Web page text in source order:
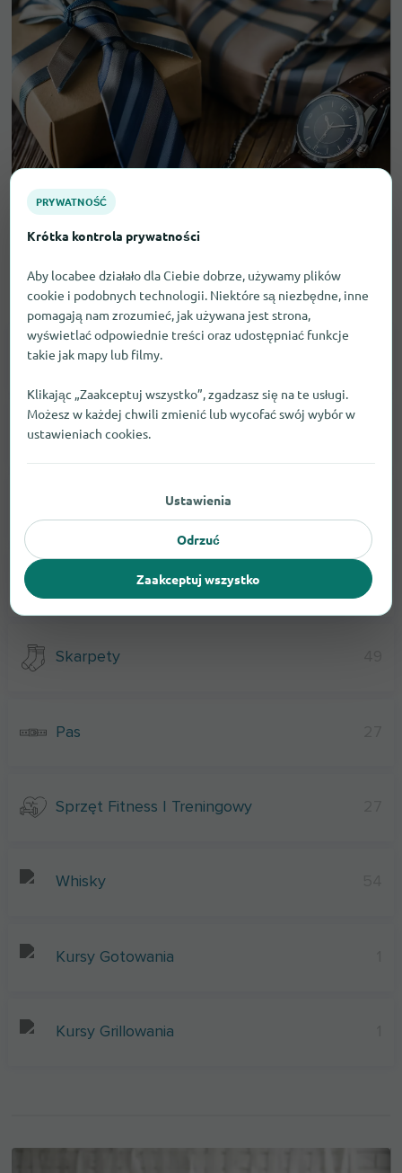
Monachium
Zegarki
Elektronika Użytkowa
Grille I Akcesoria 39
Skarpety
Pas
Sprzęt Fitness I Treningowy
Whisky
Kursy Gotowania
Kursy Grillowania
PRYWATNOŚĆ
Krótka kontrola prywatności
Aby locabee działało dla Ciebie dobrze, używamy plików
cookie i podobnych technologii. Niektóre są niezbędne, inne
pomagają nam zrozumieć, jak używana jest strona,
wyświetlać odpowiednie treści oraz udostępniać funkcje
takie jak mapy lub filmy.
Klikając „Zaakceptuj wszystko”, zgadzasz się na te usługi.
Możesz w każdej chwili zmienić lub wycofać swój wybór w
ustawieniach cookies.
Ustawienia
Odrzuć
Zaakceptuj wszystko